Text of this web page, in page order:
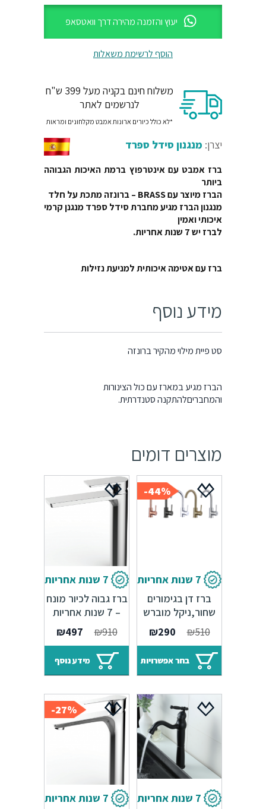
יעוץ והזמנה מהירה דרך וואטסאפ
הוסף לרשימת משאלות
משלוח חינם בקניה מעל 399 ש"ח
לנרשמים לאתר
*לא כולל כיורים ארונות אמבט מקלחונים ומראות
יצרן: מנגנון סידל ספרד
ברז אמבט עם אינטרפוץ ברמת האיכות הגבוהה
ביותר
הברז מיוצר עם BRASS – ברונזה מתכת על חלד
מנגנון הברז מגיע מחברת סידל ספרד מנגנן קרמי
איכותי ואמין
לברז יש 7 שנות אחריות.
ברז עם אטימה איכותית למניעת נזילות
מידע נוסף
סט פיית מילוי מהקיר ברונזה
הברז מגיע במארז עם כול הצינורות
והמחבריםלהתקנה סטנדרתית.
מוצרים דומים
44%-
7 שנות אחריות
ברז דן בגימורים
שחור,ניקל מוברש
שנות אחריות Sedal
₪510
₪290
בחר אפשרויות
7 שנות אחריות
ברז גבוה לכיור מונח
– 7 שנות אחריות
Sedal₪910
המחיר
המקורי
היה:
₪910.
₪497
הנוכחי
הוא:
₪497.
מידע נוסף
7 שנות אחריות
27%-
7 שנות אחריות